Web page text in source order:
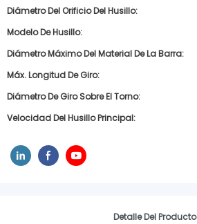
Diámetro Del Orificio Del Husillo:
Modelo De Husillo:
Diámetro Máximo Del Material De La Barra:
Máx. Longitud De Giro:
Diámetro De Giro Sobre El Torno:
Velocidad Del Husillo Principal:
Detalle Del Producto